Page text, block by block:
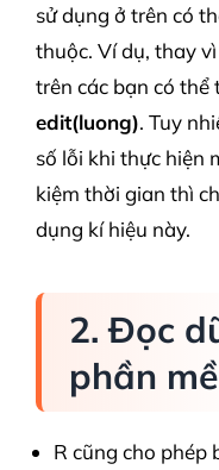
sử dụng ở trên có
thuộc. Ví dụ, thay
trên các bạn có thể
edit(luong). Tuy
số lỗi khi thực hiện
kiệm thời gian thì
dụng kí hiệu này.
2. Đọc
phần
R cũng cho phép